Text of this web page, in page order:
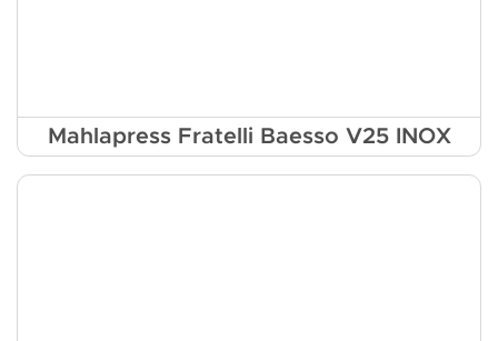
Mahlapress Fratelli Baesso V25 INOX